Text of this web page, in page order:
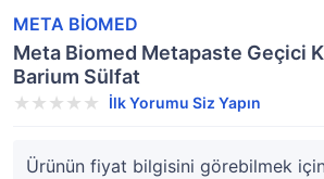
META BİOMED
Meta Biomed Metapaste Geçici
Barium Sülfat
İlk Yorumu Siz Yapın
Ürünün fiyat bilgisini görebilmek